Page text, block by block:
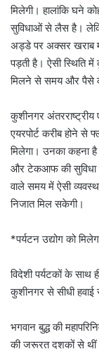
मिलेगी। हालांकि घने
सुविधाओं से लैस है।
अड्डे पर अक्सर खराब
पड़ती है। ऐसी स्थिति
मिलने से समय और पैसे
कुशीनगर अंतरराष्ट्रीय
एयरपोर्ट करीब होने से
मिलेगा। उनका कहना है
और टेकआफ की सुविधा
वाले समय में ऐसी
निजात मिल सकेगी।
*पर्यटन उद्योग को
विदेशी पर्यटकों के साथ
कुशीनगर से सीधी हवाई
भगवान बुद्ध की
की जरूरत दशकों से थीं।